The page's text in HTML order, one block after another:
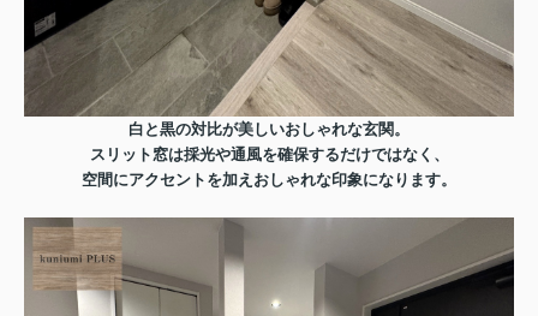
白と黒の対比が美しいおしゃれな玄関。
スリット窓は採光や通風を確保するだけではなく、
空間にアクセントを加えおしゃれな印象になります。